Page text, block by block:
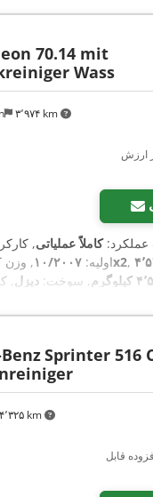
۳٬۹۷۴ km
70.14 mit
Wass
ارزش
عملکرد:کاملاً عملیاتی,
اولیه: ۱۰/۲۰۰۷, وزن 4x2
, سوخت: دیزل,
۴٬۳۲۵ km
Sprinter 516
قابل